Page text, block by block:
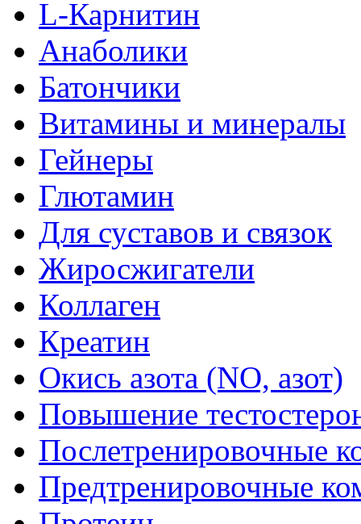
L-Карнитин
Анаболики
Батончики
Витамины и минералы
Гейнеры
Глютамин
Для суставов и связок
Жиросжигатели
Коллаген
Креатин
Окись азота (NO, азот)
Повышение
Послетренировочные
Предтренировочные